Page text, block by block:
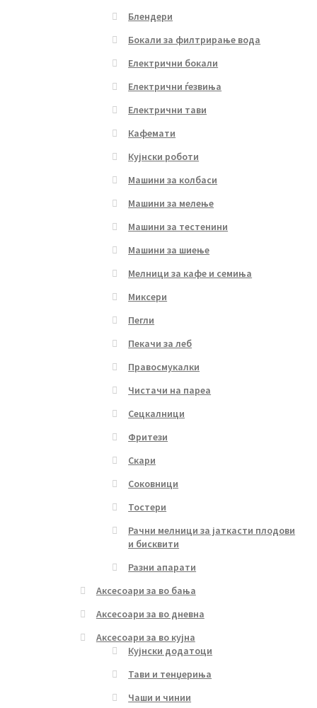
Блендери
Бокали за филтрирање вода
Електрични бокали
Електрични ѓезвиња
Електрични тави
Кафемати
Кујнски роботи
Машини за колбаси
Машини за мелење
Машини за тестенини
Машини за шиење
Мелници за кафе и семиња
Миксери
Пегли
Пекачи за леб
Правосмукалки
Чистачи на пареа
Сецкалници
Фритези
Скари
Соковници
Тостери
Рачни мелници за јаткасти плодови
и бисквити
Разни апарати
Аксесоари за во бања
Аксесоари за во дневна
Аксесоари за во кујна
Кујнски додатоци
Тави и тенџериња
Чаши и чинии